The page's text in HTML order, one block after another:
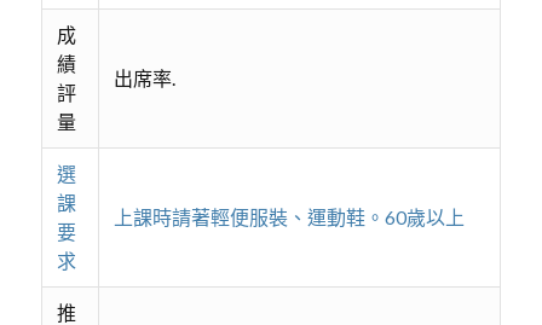
成
績
評
量
出席率.
選
課
要
求
上課時請著輕便服裝、運動鞋。60歲以上
推